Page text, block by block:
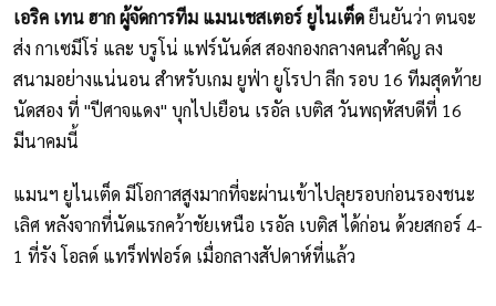
เอริค เทน ฮาก ผู้จัดการทีม แมนเชสเตอร์ ยูไนเต็ดยืนยันว่า ตนจะ
ส่ง กาเซมีโร่ และ บรูโน่ แฟร์นันด์ส สองกองกลางคนสำคัญ ลง
สนามอย่างแน่นอน สำหรับเกม ยูฟ่า ยูโรปา ลีก รอบ 16 ทีมสุดท้าย
นัดสอง ที่ "ปีศาจแดง" บุกไปเยือน เรอัล เบติส วันพฤหัสบดีที่ 16
มีนาคมนี้
แมนฯ ยูไนเต็ด มีโอกาสสูงมากที่จะผ่านเข้าไปลุยรอบก่อนรองชนะ
เลิศ หลังจากที่นัดแรกคว้าชัยเหนือ เรอัล เบติส ได้ก่อน ด้วยสกอร์ 4-
1 ที่รัง โอลด์ แทร็ฟฟอร์ด เมื่อกลางสัปดาห์ที่แล้ว